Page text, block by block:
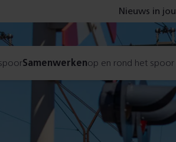
Nieuws in
Samenwerkenop en rond het spoor